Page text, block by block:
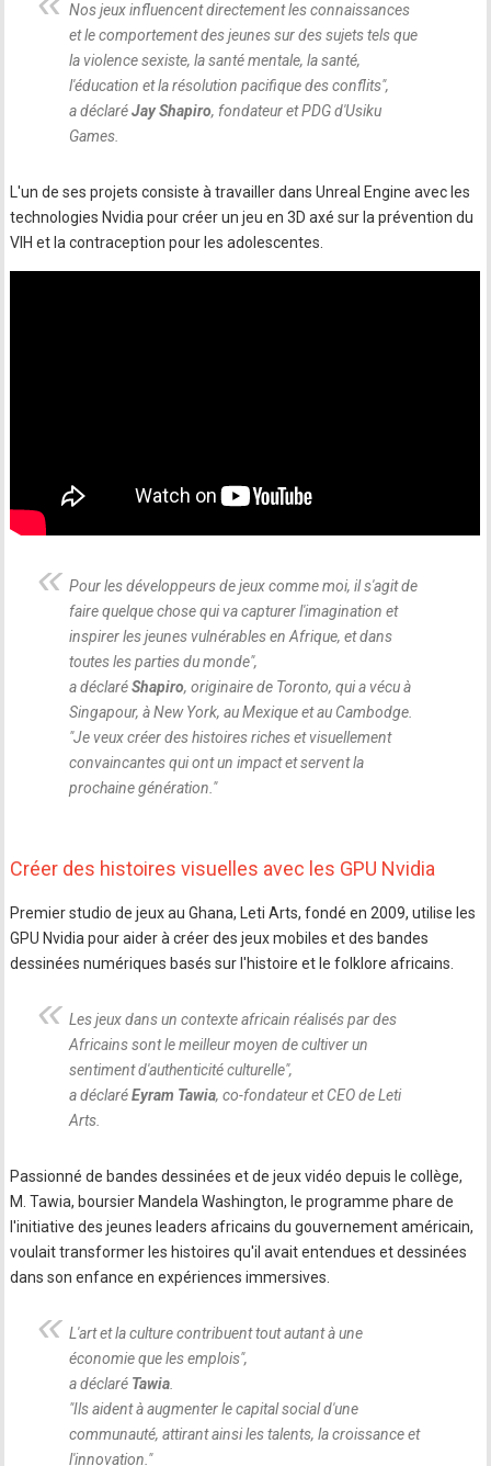
Nos jeux influencent directement les connaissances
et le comportement des jeunes sur des sujets tels que
la violence sexiste, la santé mentale, la santé,
l'éducation et la résolution pacifique des conflits",
a déclaréJay Shapiro, fondateur et PDG d'Usiku
Games.
L'un de ses projets consiste à travailler dans Unreal Engine avec les
technologies Nvidia pour créer un jeu en 3D axé sur la prévention du
VIH et la contraception pour les adolescentes.
Pour les développeurs de jeux comme moi, il s'agit de
faire quelque chose qui va capturer l'imagination et
inspirer les jeunes vulnérables en Afrique, et dans
toutes les parties du monde",
a déclaréShapiro, originaire de Toronto, qui a vécu à
Singapour, à New York, au Mexique et au Cambodge.
"Je veux créer des histoires riches et visuellement
convaincantes qui ont un impact et servent la
prochaine génération. "
Créer des histoires visuelles avec les GPU Nvidia
Premier studio de jeux au Ghana, Leti Arts, fondé en 2009, utilise les
GPU Nvidia pour aider à créer des jeux mobiles et des bandes
dessinées numériques basés sur l'histoire et le folklore africains.
Les jeux dans un contexte africain réalisés par des
Africains sont le meilleur moyen de cultiver un
sentiment d'authenticité culturelle",
a déclaréEyram Tawia, co-fondateur et CEO de Leti
Arts.
Passionné de bandes dessinées et de jeux vidéo depuis le collège,
M. Tawia, boursier Mandela Washington, le programme phare de
l'initiative des jeunes leaders africains du gouvernement américain,
voulait transformer les histoires qu'il avait entendues et dessinées
dans son enfance en expériences immersives.
L'art et la culture contribuent tout autant à une
économie que les emplois",
a déclaré Tawia
"Ils aident à augmenter le capital social d'une
communauté, attirant ainsi les talents, la croissance et
l'innovation. "